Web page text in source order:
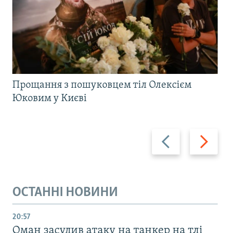
Назад Вперед
Прощання з пошуковцем тіл Олексієм
Юковим у Києві
ОСТАННІ НОВИНИ
20:57
Оман засудив атаку на танкер на тлі